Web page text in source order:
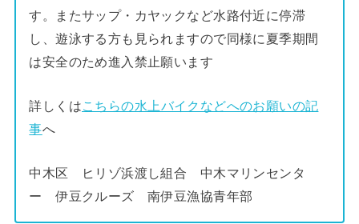
す。またサップ・カヤックなど水路付近に停滞
し、遊泳する方も見られますので同様に夏季期間
は安全のため進入禁止願います
詳しくはこちらの水上バイクなどへのお願いの記
事へ
中木区 ヒリゾ浜渡し組合 中木マリンセンタ
ー 伊豆クルーズ 南伊豆漁協青年部